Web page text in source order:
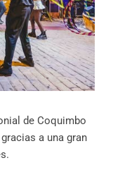
de Coquimbo
a una gran